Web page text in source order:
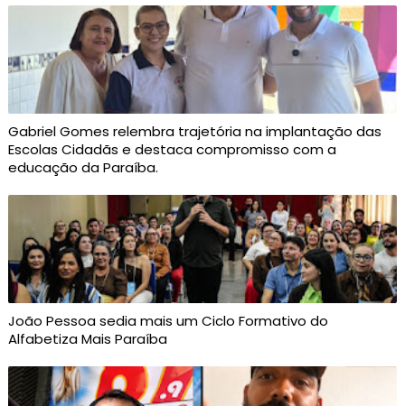
Gabriel Gomes relembra trajetória na implantação das
Escolas Cidadãs e destaca compromisso com a
educação da Paraíba.
João Pessoa sedia mais um Ciclo Formativo do
Alfabetiza Mais Paraíba